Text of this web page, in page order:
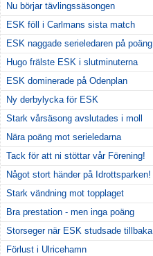
Nu börjar tävlingssäsongen
ESK föll i Carlmans sista match
ESK naggade serieledaren på poäng
Hugo frälste ESK i slutminuterna
ESK dominerade på Odenplan
Ny derbylycka för ESK
Stark vårsäsong avslutades i moll
Nära poäng mot serieledarna
Tack för att ni stöttar vår Förening!
Något stort händer på Idrottsparken!
Stark vändning mot topplaget
Bra prestation - men inga poäng
Storseger när ESK studsade tillbaka
Förlust i Ulricehamn